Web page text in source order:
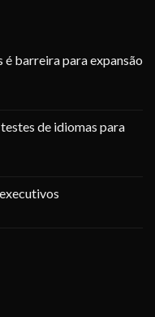
barreira para expansão
de idiomas para